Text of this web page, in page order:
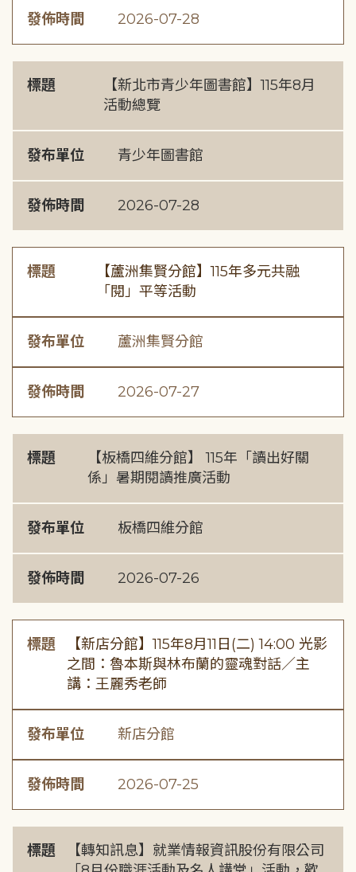
發佈時間 2026-07-28
標題
【新北市青少年圖書館】115年8月
活動總覽
發布單位 青少年圖書館
發佈時間 2026-07-28
標題
【蘆洲集賢分館】115年多元共融
「閱」平等活動
發布單位 蘆洲集賢分館
發佈時間 2026-07-27
標題
【板橋四維分館】 115年「讀出好關
係」暑期閱讀推廣活動
發布單位 板橋四維分館
發佈時間 2026-07-26
標題
【新店分館】115年8月11日(二) 14:00 光影
之間：魯本斯與林布蘭的靈魂對話／主
講：王麗秀老師
發布單位 新店分館
發佈時間 2026-07-25
標題
【轉知訊息】就業情報資訊股份有限公司